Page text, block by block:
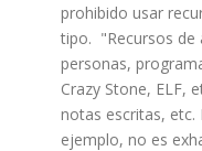
prohibido usar
tipo. "Recursos de
personas,
Crazy Stone, ELF,
notas escritas,
ejemplo, no es